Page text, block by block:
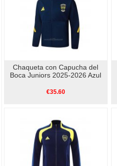
Chaqueta con Capucha del
Boca Juniors 2025-2026 Azul
€35.60